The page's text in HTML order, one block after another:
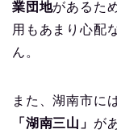
業団地があるた
用もあまり心配
ん。
また、湖南市に
「湖南三山」 が